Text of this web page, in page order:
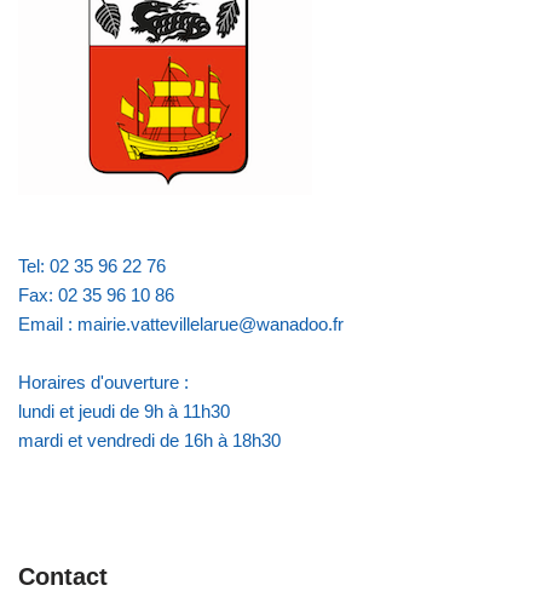
Tel: 02 35 96 22 76
Fax: 02 35 96 10 86
Email : mairie.vattevillelarue@wanadoo.fr
Horaires d'ouverture :
lundi et jeudi de 9h à 11h30
mardi et vendredi de 16h à 18h30
Contact